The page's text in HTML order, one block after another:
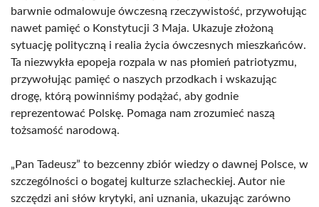
barwnie odmalowuje ówczesną rzeczywistość, przywołując
nawet pamięć o Konstytucji 3 Maja. Ukazuje złożoną
sytuację polityczną i realia życia ówczesnych mieszkańców.
Ta niezwykła epopeja rozpala w nas płomień patriotyzmu,
przywołując pamięć o naszych przodkach i wskazując
drogę, którą powinniśmy podążać, aby godnie
reprezentować Polskę. Pomaga nam zrozumieć naszą
tożsamość narodową.
„Pan Tadeusz” to bezcenny zbiór wiedzy o dawnej Polsce, w
szczególności o bogatej kulturze szlacheckiej. Autor nie
szczędzi ani słów krytyki, ani uznania, ukazując zarówno